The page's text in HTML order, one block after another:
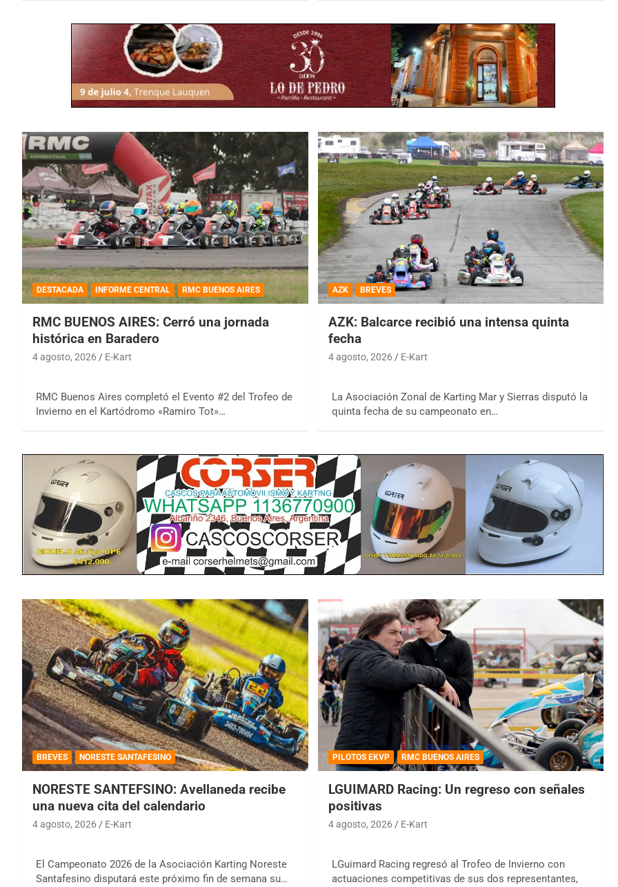
DESTACADA INFORME CENTRAL RMC BUENOS AIRES
RMC BUENOS AIRES: Cerró una jornada
histórica en Baradero
4 agosto, 2026 E-Kart
RMC Buenos Aires completó el Evento #2 del Trofeo de
Invierno en el Kartódromo «Ramiro Tot»…
AZK BREVES
AZK: Balcarce recibió una intensa quinta
fecha
4 agosto, 2026 E-Kart
La Asociación Zonal de Karting Mar y Sierras disputó la
quinta fecha de su campeonato en…
BREVES NORESTE SANTAFESINO
NORESTE SANTEFSINO: Avellaneda recibe
una nueva cita del calendario
4 agosto, 2026 E-Kart
El Campeonato 2026 de la Asociación Karting Noreste
Santafesino disputará este próximo fin de semana su…
PILOTOS EKVP RMC BUENOS AIRES
LGUIMARD Racing: Un regreso con señales
positivas
4 agosto, 2026 E-Kart
LGuimard Racing regresó al Trofeo de Invierno con
actuaciones competitivas de sus dos representantes,